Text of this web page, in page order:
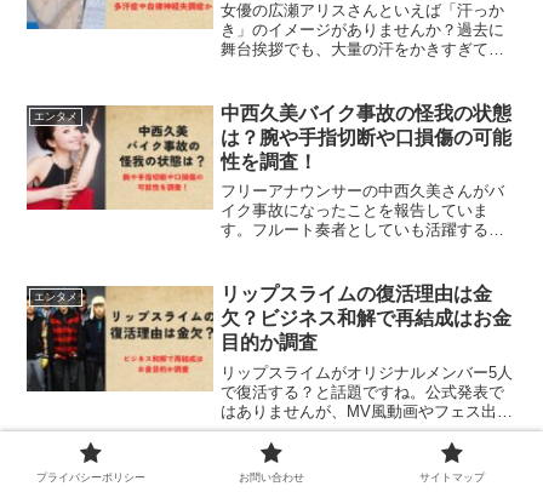
女優の広瀬アリスさんといえば「汗っか
き」のイメージがありませんか？過去に
舞台挨拶でも、大量の汗をかきすぎて一
参しているなど、心配になることもしば
しば。今回は、広瀬アリスさんの汗っか
きはなぜなのか？原因が病気なのでは？
という疑いについても調べていきます！
エンタメ
中西久美バイク事故の怪我の状態
は？腕や手指切断や口損傷の可能
性を調査！
フリーアナウンサーの中西久美さんがバ
イク事故になったことを報告していま
す。フルート奏者としていも活躍する中
はもう吹けないそうです」と深刻な状態
である可能性を示唆しています。中西久
美さんの怪我の状態や、具体的な身体の
損傷について中西久美さんの発言から深
堀りしていきたいと思います！
エンタメ
リップスライムの復活理由は金
欠？ビジネス和解で再結成はお金
目的か調査
リップスライムがオリジナルメンバー5人
で復活する？と話題ですね。公式発表で
はありませんが、MV風動画やフェス出演
告知（即削除された）はフライングとは
いえ、いずれ正式に発表されるでしょ
う。メンバー間の亀裂で修復不可能と思
エンタメ
【ダウンタウンDX】最終回に松
プライバシーポリシー お問い合わせ サイトマップ